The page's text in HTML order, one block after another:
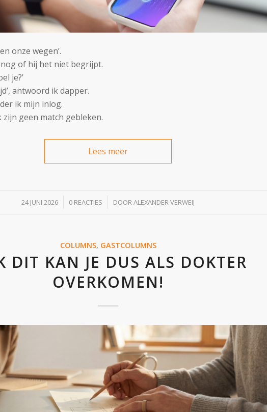
onze wegen’.
of hij het niet begrijpt.
je?’
antwoord ik dapper.
ik mijn inlog.
zijn geen match gebleken.
Lees meer
24 JUNI 2026
/ 0 REACTIES
/ DOORALEXANDER VERWEIJ
COLUMNS, GASTCOLUMNS
DIT KAN JE DUS ALS DOKTER
OVERKOMEN!